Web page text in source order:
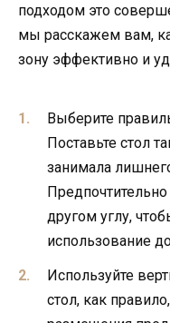
подходом это
мы расскажем вам,
зону эффективно и
Выберите
Поставьте стол
занимала
другом углу,
использование
Используйте
стол, как